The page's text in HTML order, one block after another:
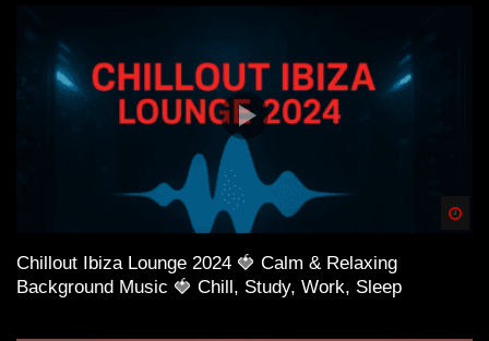
Chillout Ibiza Lounge 2024 🍓 Calm & Relaxing
Background Music 🍓 Chill, Study, Work, Sleep